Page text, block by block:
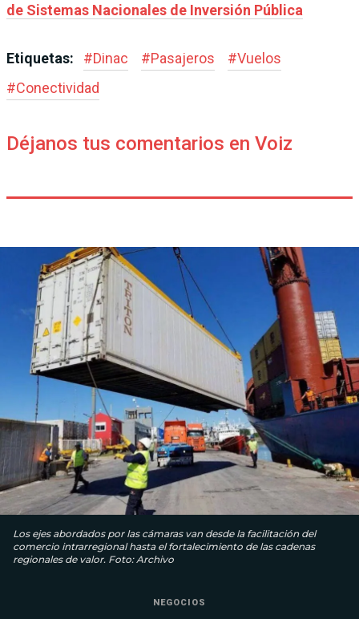
de Sistemas Nacionales de Inversión Pública
Etiquetas: #Dinac #Pasajeros #Vuelos
#Conectividad
Déjanos tus comentarios en Voiz
Los ejes abordados por las cámaras van desde la facilitación del
comercio intrarregional hasta el fortalecimiento de las cadenas
regionales de valor. Foto: Archivo
NEGOCIOS